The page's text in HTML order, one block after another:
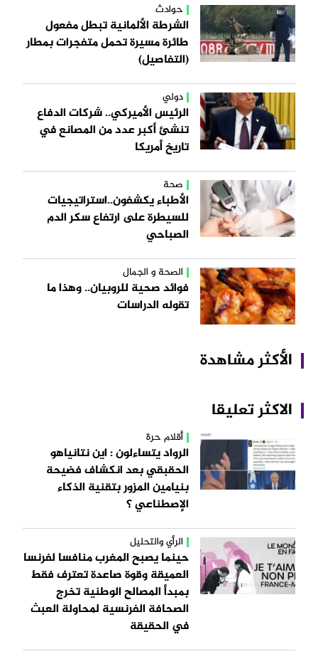
حوادث
الشرطة الألمانية تبطل مفعول
طائرة مسيرة تحمل متفجرات بمطار
(التفاصيل)
دولي
الرئيس الأميركي.. شركات الدفاع
تنشئ أكبر عدد من المصانع في
تاريخ أمريكا
صحة
الأطباء يكشفون..استراتيجيات
للسيطرة على ارتفاع سكر الدم
الصباحي
الصحة و الجمال
فوائد صحية للروبيان.. وهذا ما
تقوله الدراسات
الأكثر مشاهدة
الاكثر تعليقا
أقلام حرة
الرواد يتساءلون : اين نتانياهو
الحقبقي بعد انكشاف فضيحة
بنيامين المزور بتقنية الذكاء
الإصطناعي ؟
الرأي والتحليل
حينما يصبح المغرب منافسا لفرنسا
العميقة وقوة صاعدة تعترف فقط
بمبدأ المصالح الوطنية تخرج
الصحافة الفرنسية لمحاولة العبث
في الحقيقة